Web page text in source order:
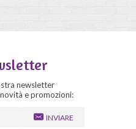
newsletter
e promozioni:
INVIARE